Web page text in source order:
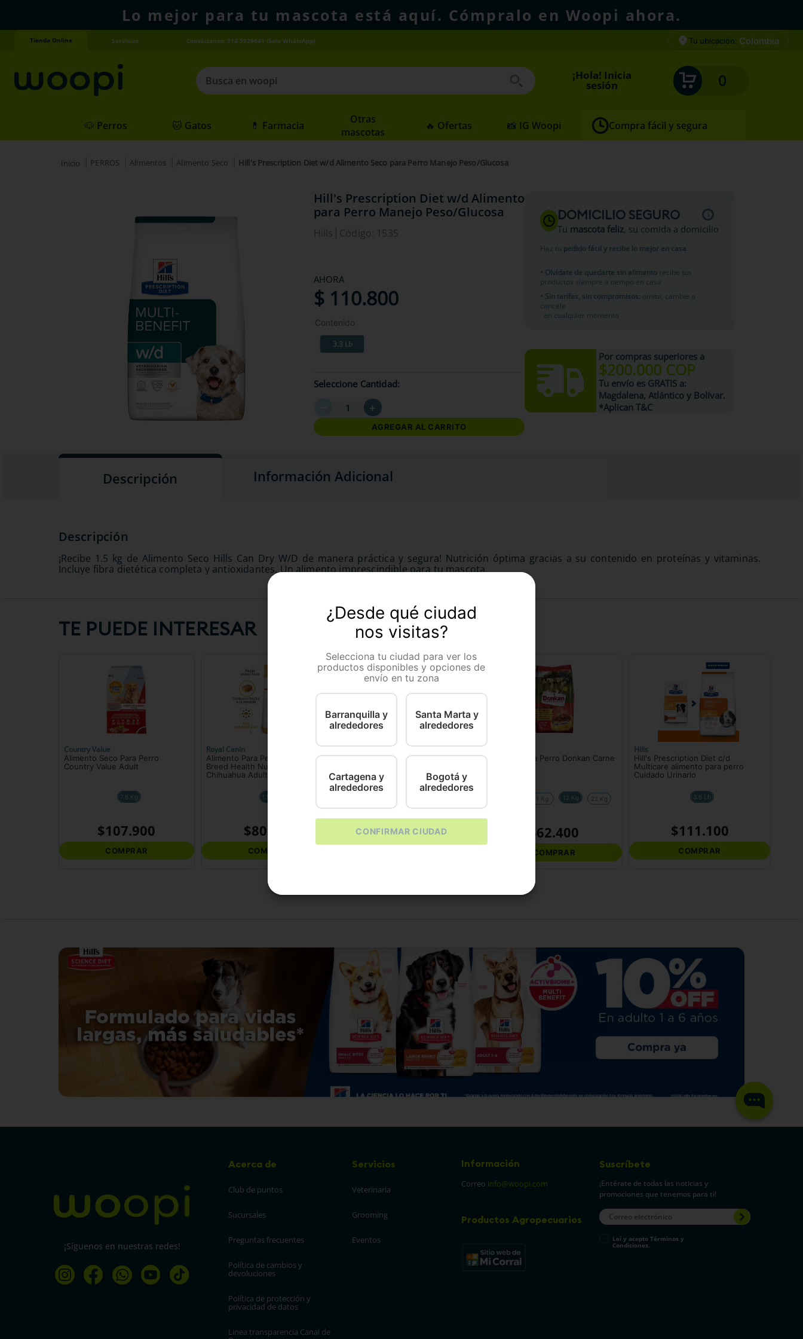
Lo mejor para tu mascota está aquí. Cómpralo en Woopi ahora.
Tienda Online Servicios Contáctanos: 314 5929641 (Solo WhatsApp) Tu ubicación: Colombia
Busca en woopi
1
agility gold
¡Hola! Inicia
sesión 0
🐶 Perros 🐱 Gatos 💊 Farmacia
Otras
mascotas
🔥 Ofertas 📸 IG Woopi Compra fácil y segura
PERROS Alimentos Alimento Seco Hill's Prescription Diet w/d Alimento Seco para Perro Manejo Peso/Glucosa
Hill's Prescription Diet w/d Alimento Seco
para Perro Manejo Peso/Glucosa
Hills Código: 1535
AHORA
$ 110.800
Contenido
3.3 Lb
Seleccione Cantidad
＋
AGREGAR AL CARRITO
DOMICILIO SEGURO
Tu mascota feliz, su comida a domicilio
Haz tu pedido fácil y recibe lo mejor en casa
• Olvídate de quedarte sin alimentorecibe tus
productos siempre a tiempo en casa
• Sin tarifas, sin compromisos: omita, cambie o
cancele
en cualquier momento
Por compras superiores a
$200.000 COP
Tu envío es GRATISa:
Magdalena, Atlántico y Bolívar.
*Aplican T&C
Descripción Información Adicional
¡Recibe 1.5 kg de Alimento Seco Hills Can Dry W/D de manera práctica y segura! Nutrición óptima gracias a su contenido en proteínas y vitaminas.
Incluye fibra dietética completa y antioxidantes. Un alimento imprescindible para tu mascota.
TE PUEDE INTERESAR
Country Value
Alimento Seco Para Perro
Country Value Adult
7.5 Kg
$107.900
COMPRAR
Royal Canin
Alimento Para Perro Royal Canin
Breed Health Nutrition
Chihuahua Adulto
1.13KG
$80
COMPRAR
Royal Canin
Comida Para Perro Royal Canin
$79.700
Comida Para Perro Donkan Carne
1 Kg 12 Kg 22 Kg
$62.400
COMPRAR
Hills
Hill's Prescription Diet c/d
Multicare alimento para perro
Cuidado Urinario
3.5 Lb
$111.100
COMPRAR
¡Síguenos en nuestras redes!
Acerca de
Club de puntos
Sucursales
Preguntas frecuentes
Política de cambios y
devoluciones
Política de protección y
privacidad de datos
Linea transparencia Canal de
Servicios
Veterinaria
Grooming
Eventos
Información
Correo info@woopi.com
Productos Agropecuarios
Suscríbete
¡Entérate de todas las noticias y
promociones que tenemos para ti!
Leí y acepto Términos y
Condiciones.
¿Desde qué ciudad
nos visitas?
Selecciona tu ciudad para ver los
productos disponibles y opciones de
envío en tu zona
Barranquilla y
alrededores
Santa Marta y
alrededores
Cartagena y
alrededores
Bogotá y
alrededores
CONFIRMAR CIUDAD